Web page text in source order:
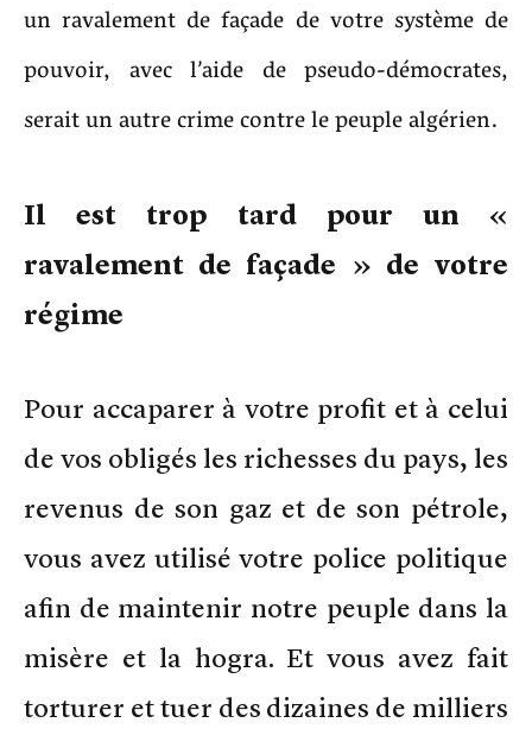
un ravalement de façade de votre système de
pouvoir, avec l’aide de pseudo-démocrates,
serait un autre crime contre le peuple algérien.
Il est trop tard pour un «
ravalement de façade » de votre
régime
Pour accaparer à votre profit et à celui
de vos obligés les richesses du pays, les
revenus de son gaz et de son pétrole,
vous avez utilisé votre police politique
afin de maintenir notre peuple dans la
misère et la hogra. Et vous avez fait
torturer et tuer des dizaines de milliers